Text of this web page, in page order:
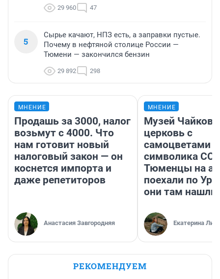
29 960 47
5
Сырье качают, НПЗ есть, а заправки пустые.
Почему в нефтяной столице России —
Тюмени — закончился бензин
29 892 298
МНЕНИЕ
Продашь за 3000, налог
возьмут с 4000. Что
нам готовит новый
налоговый закон — он
коснется импорта и
даже репетиторов
Анастасия Завгородняя
МНЕНИЕ
Музей
церковь с
самоцветами
символика
Тюменцы на
поехали по
они там нашли
Екатерина
РЕКОМЕНДУЕМ